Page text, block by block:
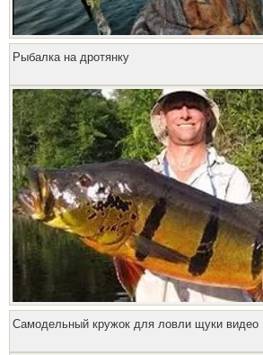
Рыбалка на дротянку
Самодельный кружок для ловли щуки видео